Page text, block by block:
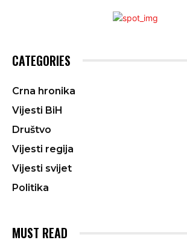
CATEGORIES
Crna hronika
Vijesti BiH
Društvo
Vijesti regija
Vijesti svijet
Politika
MUST READ